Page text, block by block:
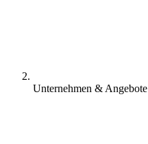
Unternehmen & Angebote